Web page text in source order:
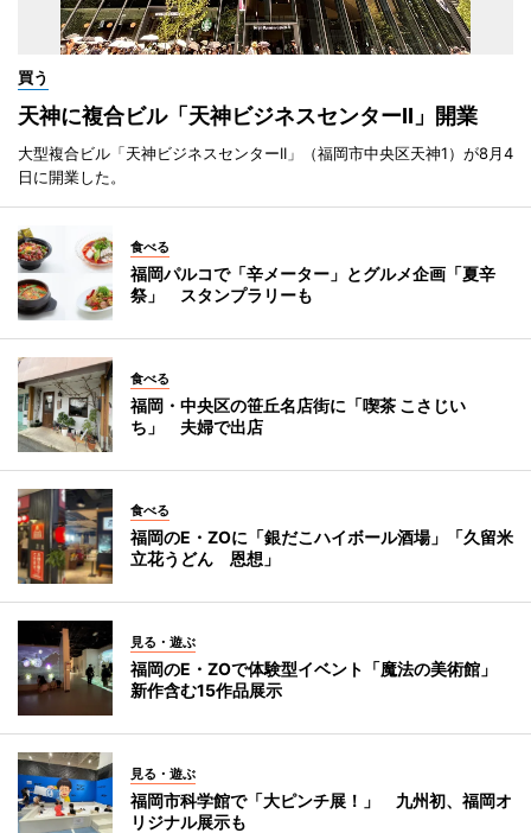
買う
天神に複合ビル「天神ビジネスセンターII」開業
大型複合ビル「天神ビジネスセンターII」（福岡市中央区天神1）が8月4
日に開業した。
食べる
福岡パルコで「辛メーター」とグルメ企画「夏辛
祭」 スタンプラリーも
食べる
福岡・中央区の笹丘名店街に「喫茶 こさじい
ち」 夫婦で出店
食べる
福岡のE・ZOに「銀だこハイボール酒場」「久留米
立花うどん 恩想」
見る・遊ぶ
福岡のE・ZOで体験型イベント「魔法の美術館」
新作含む15作品展示
見る・遊ぶ
福岡市科学館で「大ピンチ展！」 九州初、福岡オ
リジナル展示も